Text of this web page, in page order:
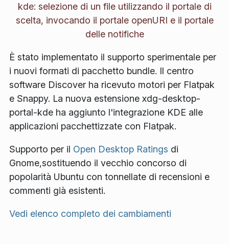
kde: selezione di un file utilizzando il portale di
scelta, invocando il portale openURI e il portale
delle notifiche
È stato implementato il supporto sperimentale per
i nuovi formati di pacchetto bundle. Il centro
software Discover ha ricevuto motori per Flatpak
e Snappy. La nuova estensione xdg-desktop-
portal-kde ha aggiunto l'integrazione KDE alle
applicazioni pacchettizzate con Flatpak.
Supporto per il Open Desktop Ratings di
Gnome,sostituendo il vecchio concorso di
popolarità Ubuntu con tonnellate di recensioni e
commenti già esistenti.
Vedi elenco completo dei cambiamenti